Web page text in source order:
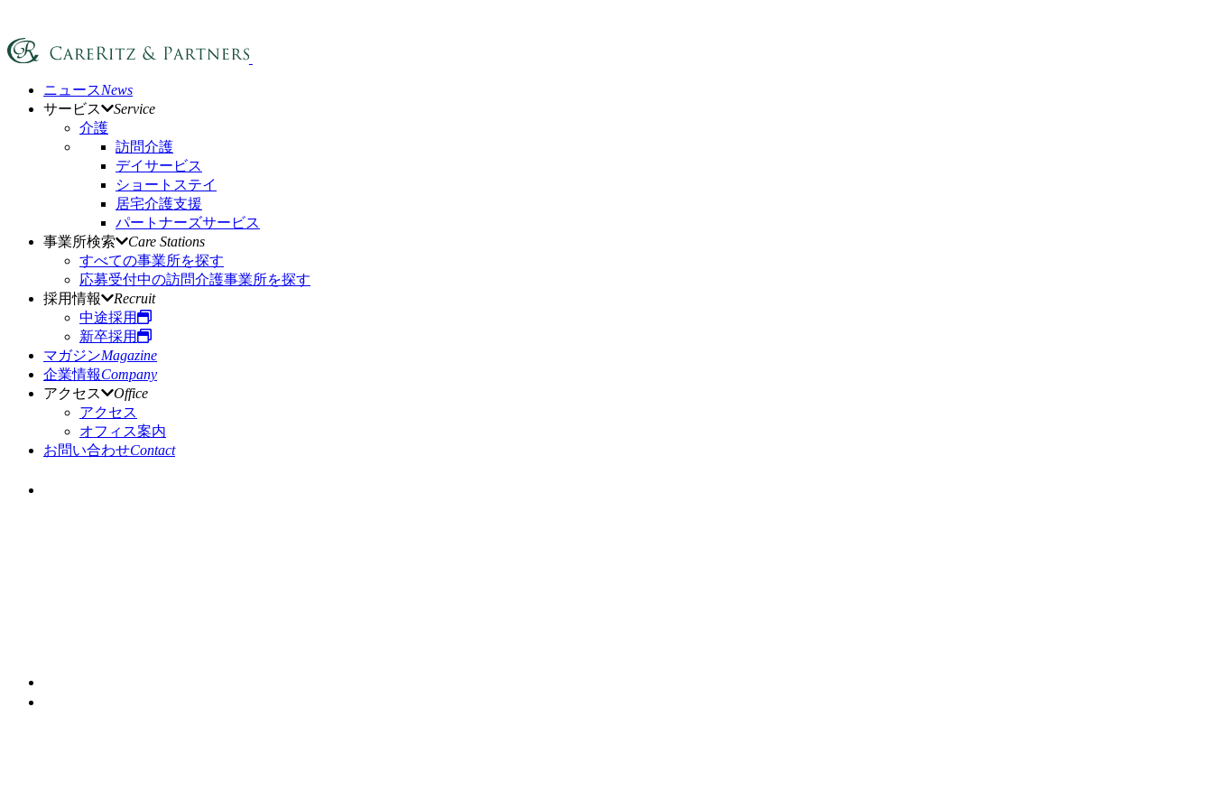
ニュースNews
サービス
Service
介護
訪問介護
デイサービス
ショートステイ
居宅介護支援
パートナーズサービス
事業所検索
Care Stations
すべての事業所を探す
応募受付中の訪問介護事業所を探す
採用情報
Recruit
中途採用
新卒採用
マガジンMagazine
企業情報Company
アクセス
Office
アクセス
オフィス案内
お問い合わせContact